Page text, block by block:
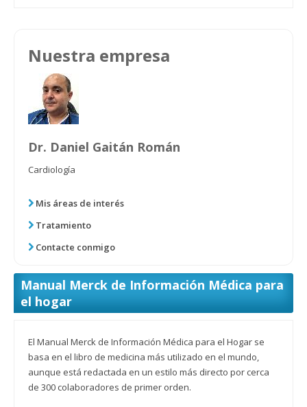
Nuestra empresa
Dr. Daniel Gaitán Román
Cardiología
Mis áreas de interés
Tratamiento
Contacte conmigo
Manual Merck de Información Médica para
el hogar
El Manual Merck de Información Médica para el Hogar se
basa en el libro de medicina más utilizado en el mundo,
aunque está redactada en un estilo más directo por cerca
de 300 colaboradores de primer orden.